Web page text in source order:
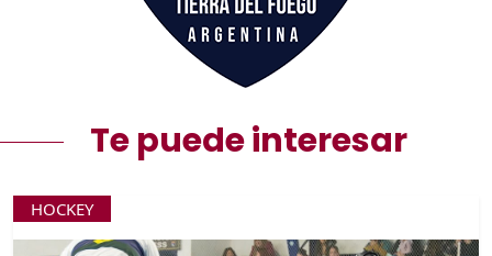
Te puede interesar
HOCKEY